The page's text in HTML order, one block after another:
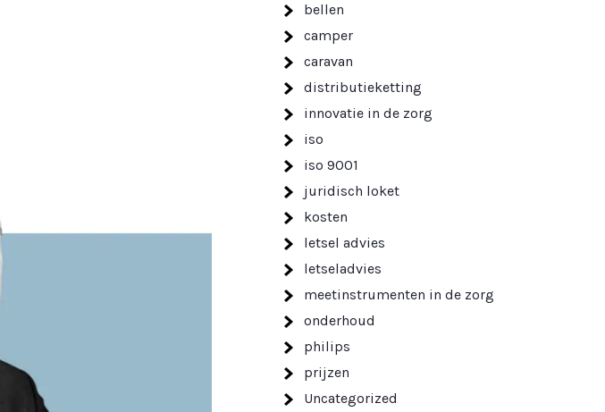
bellen
camper
caravan
distributieketting
innovatie in de zorg
iso
iso 9001
juridisch loket
kosten
letsel advies
letseladvies
meetinstrumenten in de zorg
onderhoud
philips
prijzen
Uncategorized